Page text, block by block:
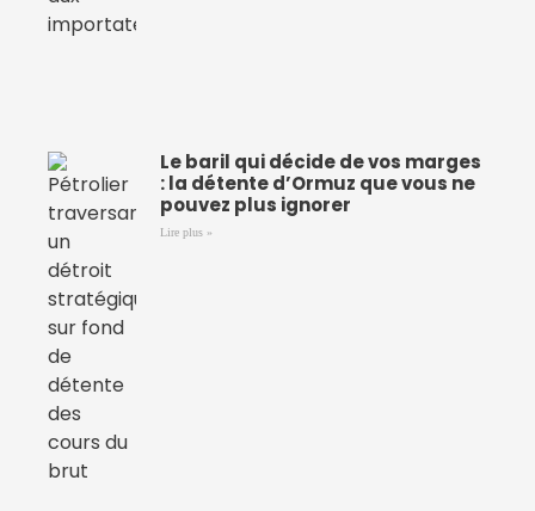
Le baril qui décide de vos marges
: la détente d’Ormuz que vous ne
pouvez plus ignorer
Lire plus »